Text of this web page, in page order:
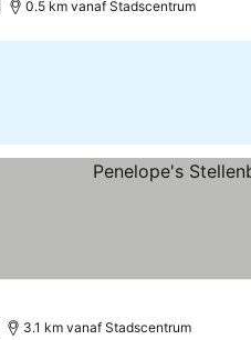
0.5 km vanaf Stadscentrum
3.1 km vanaf Stadscentrum